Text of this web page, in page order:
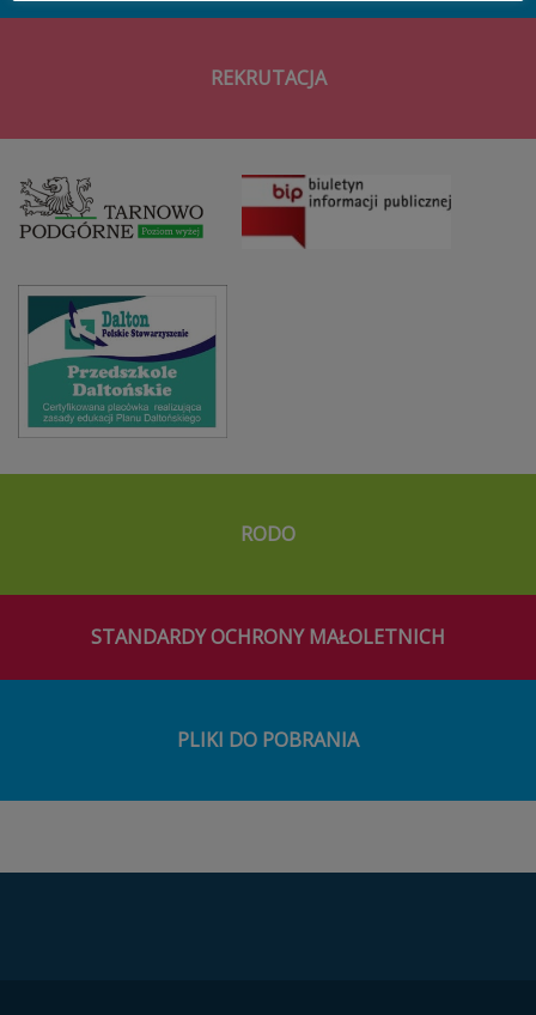
REKRUTACJA
RODO
STANDARDY OCHRONY MAŁOLETNICH
PLIKI DO POBRANIA